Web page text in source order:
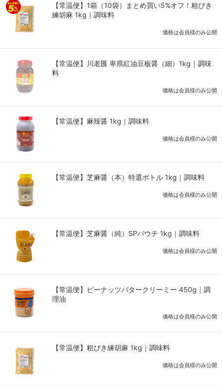
【常温便】1箱（10袋）まとめ買い5%オフ！粗びき
練胡麻 1kg｜調味料
価格は会員様のみ公開
【常温便】川老匯 卑県紅油豆板醤（細）1kg｜調味
料
価格は会員様のみ公開
【常温便】麻辣醤 1kg｜調味料
価格は会員様のみ公開
【常温便】芝麻醤（本）特選ボトル 1kg｜調味料
価格は会員様のみ公開
【常温便】芝麻醤（純）SPパウチ 1kg｜調味料
価格は会員様のみ公開
【常温便】ピーナッツバタークリーミー 450g｜調
理油
価格は会員様のみ公開
【常温便】粗びき練胡麻 1kg｜調味料
価格は会員様のみ公開